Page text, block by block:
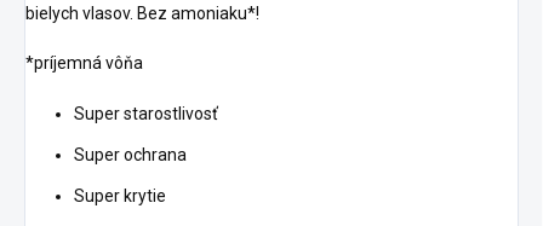
bielych vlasov. Bez amoniaku*!
*príjemná vôňa
Super starostlivosť
Super ochrana
Super krytie